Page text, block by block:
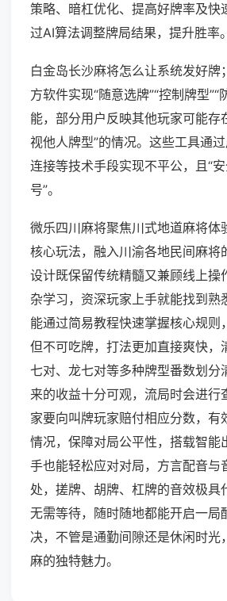
策略、暗杠优化、提高好牌率及快
过AI算法调整牌局结果，提升胜率。
白金岛长沙麻将怎么让系统发好牌
方软件实现“随意选牌”“控制牌型”“
能，部分用户反映其他玩家可能存
视他人牌型”的情况。这些工具通
连接等技术手段实现不平公，且“
号”。
微乐四川麻将聚焦川式地道麻将体
核心玩法，融入川渝各地民间麻将
设计既保留传统精髓又兼顾线上操
杂学习，资深玩家上手就能找到熟
能通过简易教程快速掌握核心规则
但不可吃牌，打法更加直接爽快，
七对、龙七对等多种牌型番数划分
来的收益十分可观，流局时会进行
家要向叫牌玩家赔付相应分数，有
情况，保障对局公平性，搭载智能
手也能轻松应对对局，方言配音与
处，搓牌、胡牌、杠牌的音效极具
无需等待，随时随地都能开启一局
决，不管是通勤间隙还是休闲时光
麻的独特魅力。